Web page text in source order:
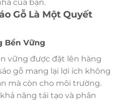
của bạn.
Gỗ Là Một Quyết
Bền Vững
vững được đặt lên hàng
gỗ mang lại lợi ích không
mà còn cho môi trường.
năng tái tạo và phân